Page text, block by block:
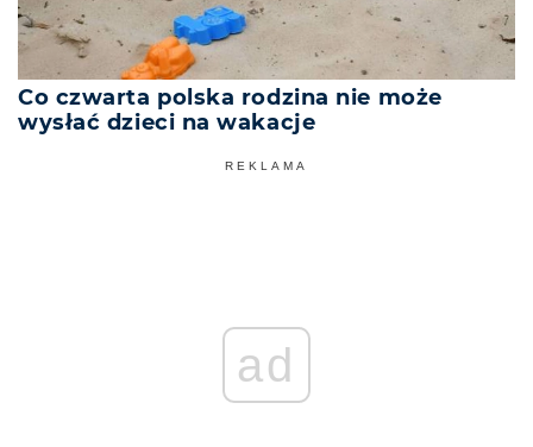
Co czwarta polska rodzina nie może
wysłać dzieci na wakacje
REKLAMA
ad